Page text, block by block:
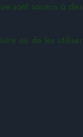
sont soumis à des
ou de les utiliser